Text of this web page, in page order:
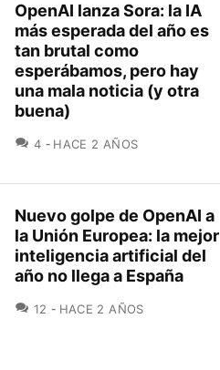
OpenAI lanza Sora: la IA
más esperada del año es
tan brutal como
esperábamos, pero hay
una mala noticia (y otra
buena)
4 COMENTARIOS
HACE 2 AÑOS
Nuevo golpe de OpenAI a
la Unión Europea: la mejor
inteligencia artificial del
año no llega a España
12 COMENTARIOS
HACE 2 AÑOS